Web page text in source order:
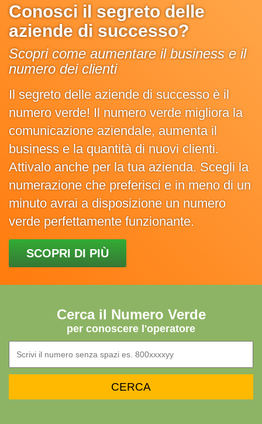
Conosci il segreto delle
aziende di successo?
Scopri come aumentare il business e il
numero dei clienti
Il segreto delle aziende di successo è il
numero verde! Il numero verde migliora la
comunicazione aziendale, aumenta il
business e la quantità di nuovi clienti.
Attivalo anche per la tua azienda. Scegli la
numerazione che preferisci e in meno di un
minuto avrai a disposizione un numero
verde perfettamente funzionante.
SCOPRI DI PIÙ
Cerca il Numero Verde
per conoscere l'operatore